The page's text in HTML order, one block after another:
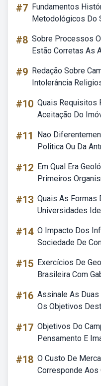
#7 Fundamentos
Metodológicos Do
#8 Sobre Processos
Estão Corretas As
#9 Redação Sobre
Intolerância
#10 Quais Requisitos
Aceitação Do
#11
Nao
Politica Ou Da
#12 Em Qual Era
Primeiros
#13 Quais As Formas
Universidades
#14 O Impacto Dos
Sociedade De
#15 Exercícios De
Brasileira Com
#16 Assinale As
Os Objetivos
#17 Objetivos Do
Pensamento E
#18 O Custo De
Corresponde